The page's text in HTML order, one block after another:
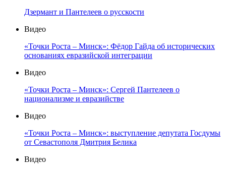
Дзермант и Пантелеев о русскости
Видео
«Точки Роста – Минск»: Фёдор Гайда об исторических
основаниях евразийской интеграции
Видео
«Точки Роста – Минск»: Сергей Пантелеев о
национализме и евразийстве
Видео
«Точки Роста – Минск»: выступление депутата Госдумы
от Севастополя Дмитрия Белика
Видео